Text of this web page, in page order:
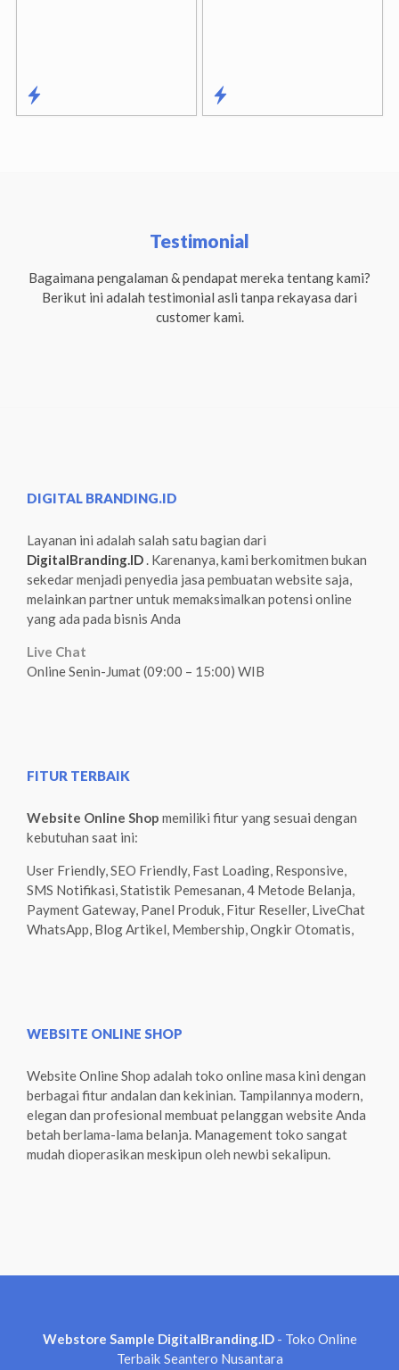
Testimonial
Bagaimana pengalaman & pendapat mereka tentang kami?
Berikut ini adalah testimonial asli tanpa rekayasa dari
customer kami.
DIGITAL BRANDING.ID
Layanan ini adalah salah satu bagian dari
DigitalBranding.ID. Karenanya, kami berkomitmen bukan
sekedar menjadi penyedia jasa pembuatan website saja,
melainkan partner untuk memaksimalkan potensi online
yang ada pada bisnis Anda
Live Chat
Online Senin-Jumat (09:00 – 15:00) WIB
FITUR TERBAIK
Website Online Shop memiliki fitur yang sesuai dengan
kebutuhan saat ini:
User Friendly, SEO Friendly, Fast Loading, Responsive,
SMS Notifikasi, Statistik Pemesanan, 4 Metode Belanja,
Payment Gateway, Panel Produk, Fitur Reseller, LiveChat
WhatsApp, Blog Artikel, Membership, Ongkir Otomatis,
WEBSITE ONLINE SHOP
Website Online Shop adalah toko online masa kini dengan
berbagai fitur andalan dan kekinian. Tampilannya modern,
elegan dan profesional membuat pelanggan website Anda
betah berlama-lama belanja. Management toko sangat
mudah dioperasikan meskipun oleh newbi sekalipun.
Webstore Sample DigitalBranding.ID- Toko Online
Terbaik Seantero Nusantara